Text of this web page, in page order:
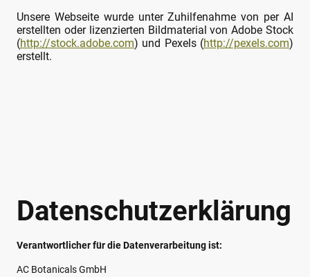
Unsere Webseite wurde unter Zuhilfenahme von per AI
erstellten oder lizenzierten Bildmaterial von Adobe Stock
(http://stock.adobe.com) und Pexels (http://pexels.com)
erstellt.
Datenschutzerklärung
Verantwortlicher für die Datenverarbeitung ist:
AC Botanicals GmbH